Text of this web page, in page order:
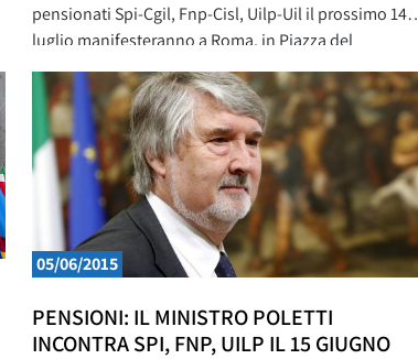
pensionati Spi-Cgil, Fnp-Cisl, Uilp-Uil il prossimo 14
luglio manifesteranno a Roma, in Piazza del
Pantheon (dalle ore 9,30 alle ore 12,30) in occasione
della discussione in Senato per la conversione in
legge del decreto del Governo sulle
05/06/2015
PENSIONI: IL MINISTRO POLETTI
INCONTRA SPI, FNP, UILP IL 15 GIUGNO